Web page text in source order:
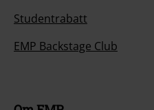
Studentrabatt
EMP Backstage Club